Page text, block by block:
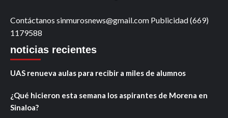
Contáctanos sinmurosnews@gmail.com Publicidad (669)
1179588
noticias recientes
UAS renueva aulas para recibir a miles de alumnos
¿Qué hicieron esta semana los aspirantes de Morena en
Sinaloa?